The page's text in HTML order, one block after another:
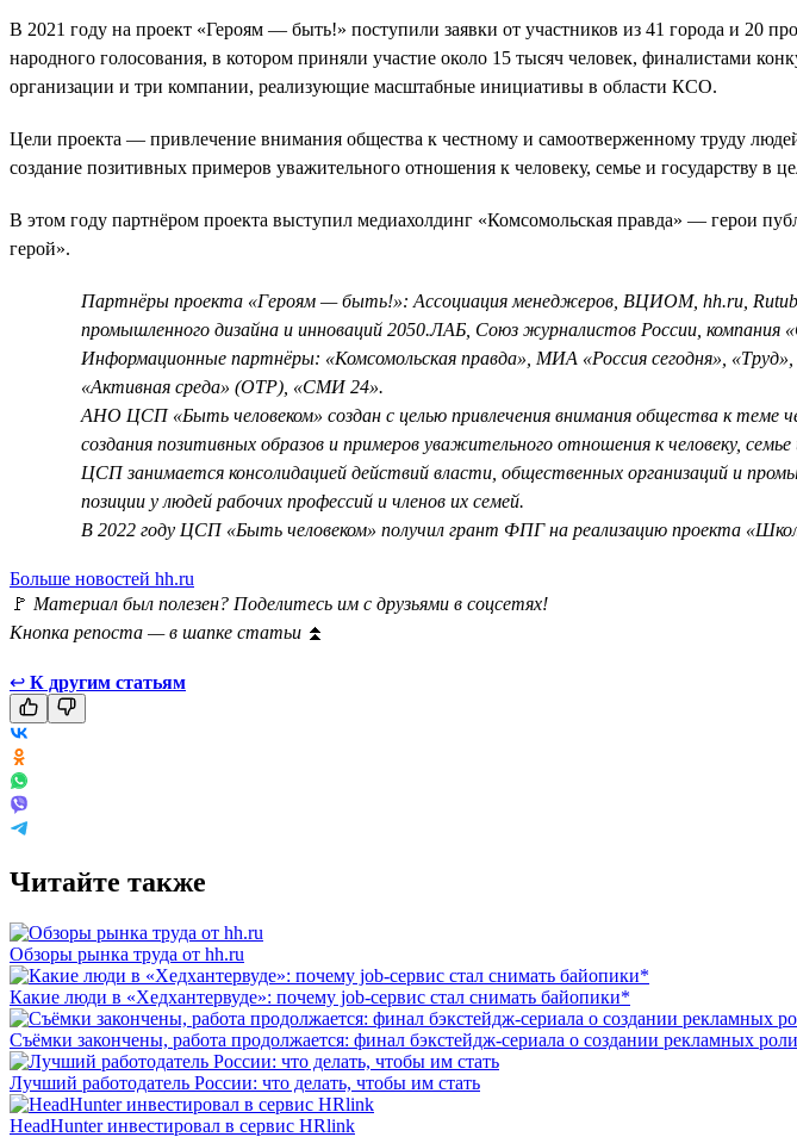
В 2021 году на проект «Героям — быть!» поступили заявки от участников из 41 города и 20
народного голосования, в котором приняли участие около 15 тысяч человек, финалистами
организации и три компании, реализующие масштабные инициативы в области КСО.
Цели проекта — привлечение внимания общества к честному и самоотверженному труду
создание позитивных примеров уважительного отношения к человеку, семье и государству в
В этом году партнёром проекта выступил медиахолдинг «Комсомольская правда» — герои
герой».
Партнёры проекта «Героям — быть!»: Ассоциация менеджеров, ВЦИОМ, hh.ru,
промышленного дизайна и инноваций 2050.ЛАБ, Союз журналистов России,
Информационные партнёры: «Комсомольская правда», МИА «Россия сегодня»,
«Активная среда» (ОТР), «СМИ 24».
АНО ЦСП «Быть человеком» создан с целью привлечения внимания общества к теме
создания позитивных образов и примеров уважительного отношения к человеку, семье
ЦСП занимается консолидацией действий власти, общественных организаций и
позиции у людей рабочих профессий и членов их семей.
В 2022 году ЦСП «Быть человеком» получил грант ФПГ на реализацию проекта
Больше новостей hh.ru
🚩 Материал был полезен? Поделитесь им с друзьями в соцсетях!
Кнопка репоста — в шапке статьи ⏫
↩ К другим статьям
Читайте также
Обзоры рынка труда от hh.ru
Какие люди в «Хедхантервуде»: почему job-сервис стал снимать байопики*
Съёмки закончены, работа продолжается: финал бэкстейдж-сериала о создании рекламных
Лучший работодатель России: что делать, чтобы им стать
HeadHunter инвестировал в сервис HRlink